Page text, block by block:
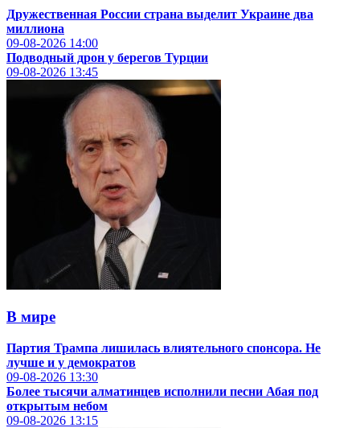
Дружественная России страна выделит Украине два
миллиона
09-08-2026 14:00
Подводный дрон у берегов Турции
09-08-2026 13:45
В мире
Партия Трампа лишилась влиятельного спонсора. Не
лучше и у демократов
09-08-2026 13:30
Более тысячи алматинцев исполнили песни Абая под
открытым небом
09-08-2026 13:15